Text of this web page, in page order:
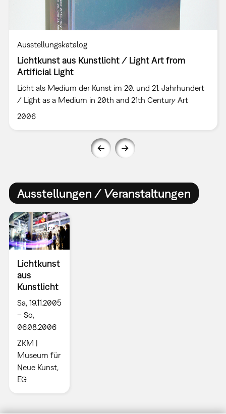
Ausstellungskatalog
Lichtkunst aus Kunstlicht / Light Art from
Artificial Light
Licht als Medium der Kunst im 20. und 21. Jahrhundert
/ Light as a Medium in 20th and 21th Century Art
2006
Ausstellungen / Veranstaltungen
Lichtkunst
aus
Kunstlicht
Sa, 19.11.2005
– So,
06.08.2006
ZKM |
Museum für
Neue Kunst,
EG